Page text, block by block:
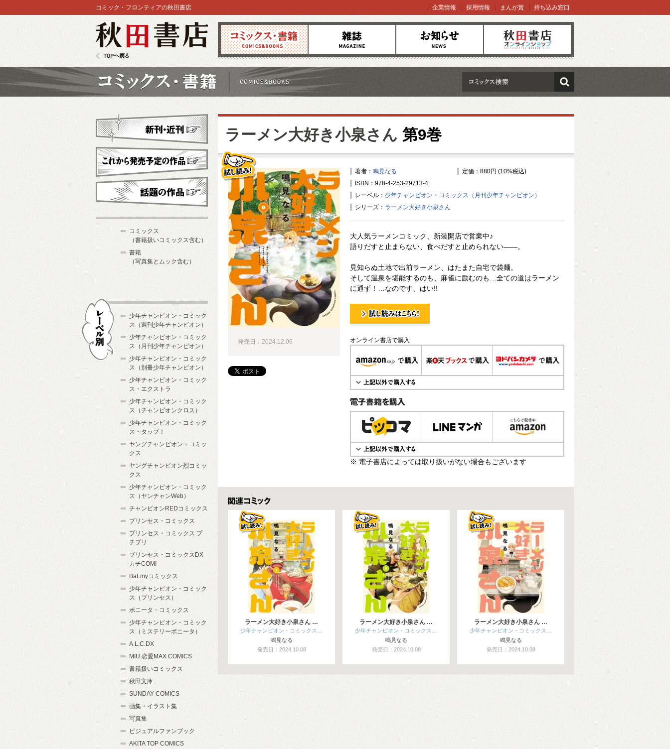
コミックス 雑誌 お知らせ オンラインショップ
コミック・フロンティアの秋田書店 企業情報 採用情報 まんが賞 持ち込み窓口
検索
ラーメン大好き小泉さん 第9巻
著者： 鳴見なる
定価：880円 (10%税込)
ISBN：978-4-253-29713-4
レーベル： 少年チャンピオン・コミックス（月刊少年チャンピオン）
シリーズ： ラーメン大好き小泉さん
大人気ラーメンコミック、新装開店で営業中♪
語りだすと止まらない、食べだすと止められない――。
見知らぬ土地で出前ラーメン、はたまた自宅で袋麺。
そして温泉を堪能するのも、麻雀に励むのも…全ての道はラーメン
に通ず！…なのです、はい!!
試し読み！
オンライン書店で購入
電子書籍で購入
※ 電子書店によっては取り扱いがない場合もございます
発売日：2024.12.06
関連コミックス
ラーメン大好き小泉さん …
少年チャンピオン・コミックス…
鳴見なる
発売日：2024.10.08
ラーメン大好き小泉さん …
少年チャンピオン・コミックス…
鳴見なる
発売日：2024.10.08
ラーメン大好き小泉さん …
少年チャンピオン・コミックス…
鳴見なる
発売日：2024.10.08
新刊・近刊
これから発売予定
コミックス
（書籍扱いコミックス含む）
書籍
（写真集とムック含む）
少年チャンピオン・コミック
ス（週刊少年チャンピオン）
少年チャンピオン・コミック
ス（月刊少年チャンピオン）
少年チャンピオン・コミック
ス（別冊少年チャンピオン）
少年チャンピオン・コミック
ス・エクストラ
少年チャンピオン・コミック
ス（チャンピオンクロス）
少年チャンピオン・コミック
ス・タップ！
ヤングチャンピオン・コミッ
クス
ヤングチャンピオン烈コミッ
クス
少年チャンピオン・コミック
ス（ヤンチャンWeb）
チャンピオンREDコミックス
プリンセス・コミックス
プリンセス・コミックス プ
チプリ
プリンセス・コミックスDX
カチCOMI
BaLmyコミックス
少年チャンピオン・コミック
ス（プリンセス）
ボニータ・コミックス
少年チャンピオン・コミック
ス（ミステリーボニータ）
A.L.C.DX
MIU 恋愛MAX COMICS
書籍扱いコミックス
秋田文庫
SUNDAY COMICS
画集・イラスト集
写真集
ビジュアルファンブック
AKITA TOP COMICS